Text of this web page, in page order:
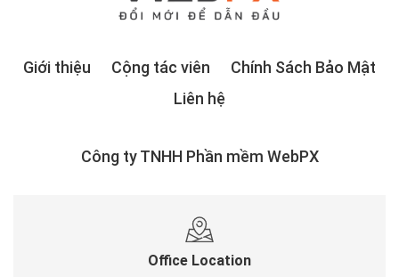
Giới thiệu Cộng tác viên
Chính Sách Bảo Mật
Liên hệ
Công ty TNHH Phần mềm WebPX
Office Location